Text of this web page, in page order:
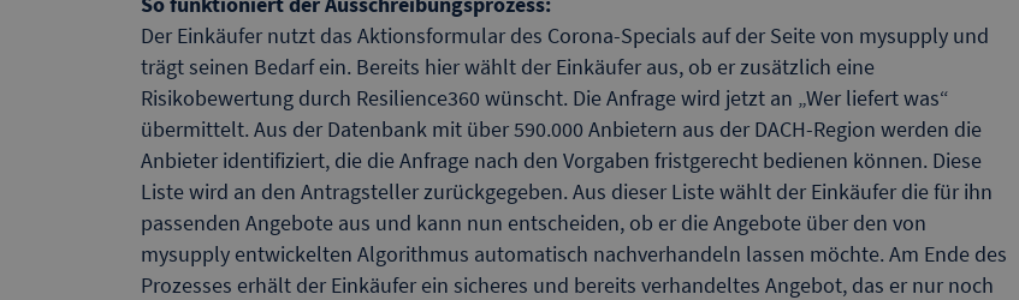
Der Einkäufer nutzt das Aktionsformular des Corona-Specials auf der Seite von mysupply und
trägt seinen Bedarf ein. Bereits hier wählt der Einkäufer aus, ob er zusätzlich eine
Risikobewertung durch Resilience360 wünscht. Die Anfrage wird jetzt an „Wer liefert was“
übermittelt. Aus der Datenbank mit über 590.000 Anbietern aus der DACH-Region werden die
Anbieter identifiziert, die die Anfrage nach den Vorgaben fristgerecht bedienen können. Diese
Liste wird an den Antragsteller zurückgegeben. Aus dieser Liste wählt der Einkäufer die für ihn
passenden Angebote aus und kann nun entscheiden, ob er die Angebote über den von
mysupply entwickelten Algorithmus automatisch nachverhandeln lassen möchte. Am Ende des
Prozesses erhält der Einkäufer ein sicheres und bereits verhandeltes Angebot, das er nur noch